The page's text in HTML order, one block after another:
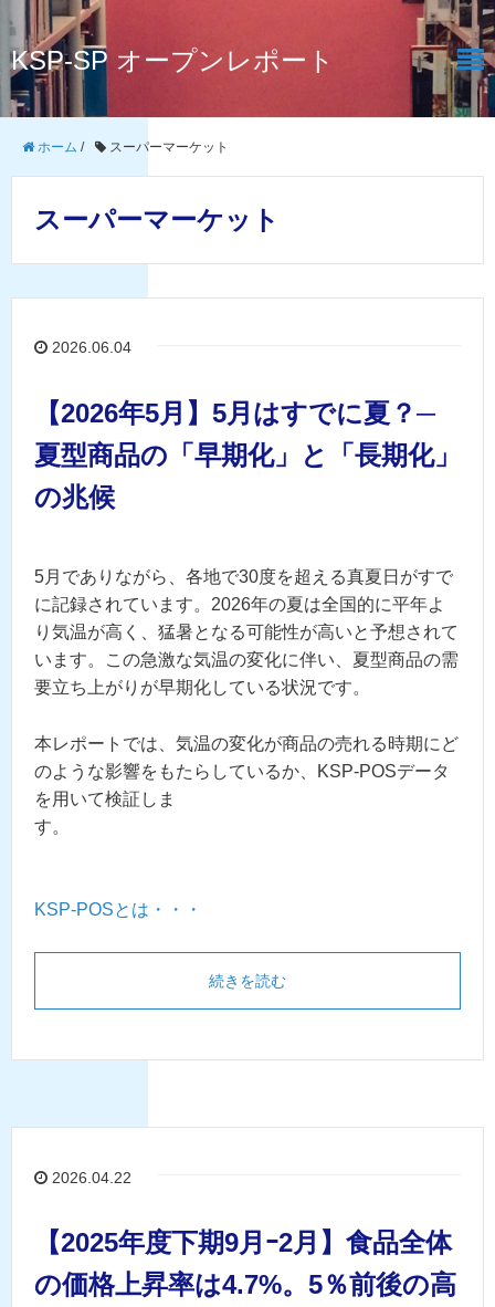
KSP-SP オープンレポート
ホーム / スーパーマーケット
スーパーマーケット
2026.06.04
【2026年5月】5月はすでに夏？─
夏型商品の「早期化」と「長期化」
の兆候
5月でありながら、各地で30度を超える真夏日がすで
に記録されています。2026年の夏は全国的に平年よ
り気温が高く、猛暑となる可能性が高いと予想されて
います。この急激な気温の変化に伴い、夏型商品の需
要立ち上がりが早期化している状況です。
本レポートでは、気温の変化が商品の売れる時期にど
のような影響をもたらしているか、KSP-POSデータ
を用いて検証しま
す。
KSP-POSとは・・・
続きを読む
2026.04.22
【2025年度下期9月ｰ2月】食品全体
の価格上昇率は4.7%。5％前後の高